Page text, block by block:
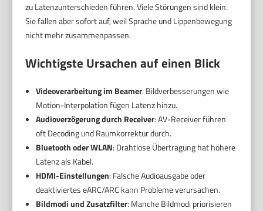
zu Latenzunterschieden führen. Viele Störungen sind klein.
Sie fallen aber sofort auf, weil Sprache und Lippenbewegung
nicht mehr zusammenpassen.
Wichtigste Ursachen auf einen Blick
Videoverarbeitung im Beamer: Bildverbesserungen wie
Motion-Interpolation fügen Latenz hinzu.
Audioverzögerung durch Receiver: AV-Receiver führen
oft Decoding und Raumkorrektur durch.
Bluetooth oder WLAN: Drahtlose Übertragung hat höhere
Latenz als Kabel.
HDMI-Einstellungen: Falsche Audioausgabe oder
deaktiviertes eARC/ARC kann Probleme verursachen.
Bildmodi und Zusatzfilter: Manche Bildmodi priorisieren